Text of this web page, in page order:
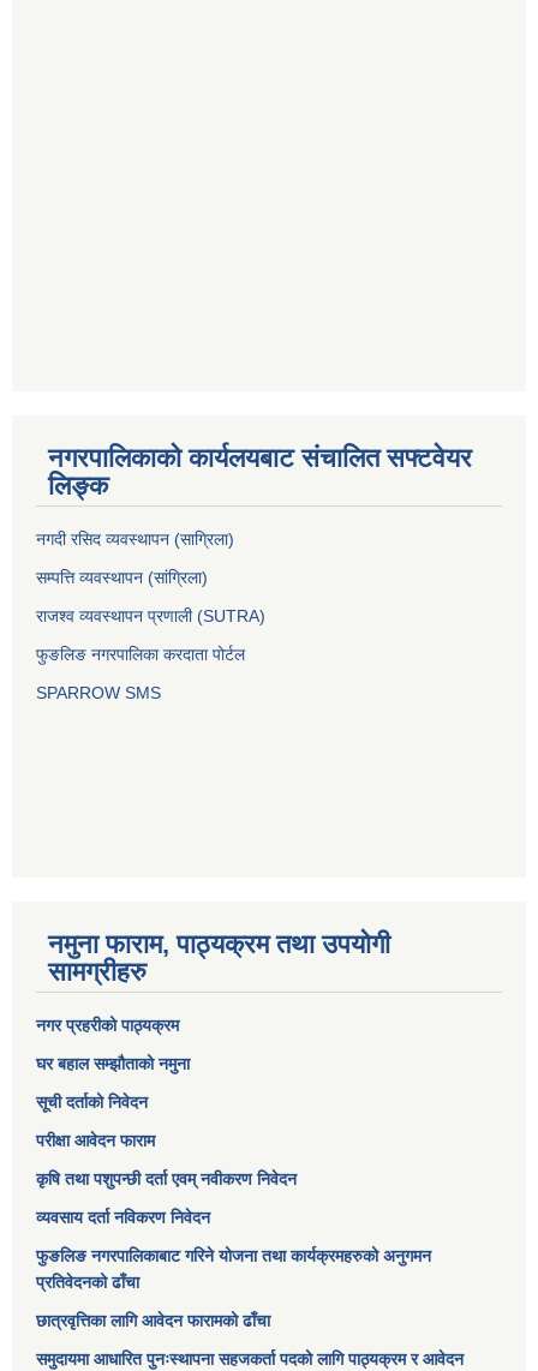
नगरपालिकाको कार्यलयबाट संचालित सफ्टवेयर
लिङ्क
नगदी रसिद व्यवस्थापन (साग्रिला)
सम्पत्ति व्यवस्थापन (सांग्रिला)
राजश्व व्यवस्थापन प्रणाली (SUTRA)
फुङलिङ नगरपालिका करदाता पोर्टल
SPARROW SMS
नमुना फाराम, पाठ्यक्रम तथा उपयोगी
सामग्रीहरु
नगर प्रहरीको पाठ्यक्रम
घर बहाल सम्झौताको नमुना
सूची दर्ताको निवेदन
परीक्षा आवेदन फाराम
कृषि तथा पशुपन्छी दर्ता एवम् नवीकरण निवेदन
व्यवसाय दर्ता नविकरण निवेदन
फुङलिङ नगरपालिकाबाट गरिने योजना तथा कार्यक्रमहरुको अनुगमन
प्रतिवेदनको ढाँचा
छात्रवृत्तिका लागि आवेदन फारामको ढाँचा
समुदायमा आधारित पुनःस्थापना सहजकर्ता पदको लागि पाठ्यक्रम र आवेदन